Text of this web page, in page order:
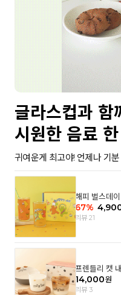
글라스컵과 함
시원한 음료
귀여운게 최고야! 언제나 기
해피 벌스데
67%
리뷰 21
프렌들리 캣
14,000원
리뷰 3